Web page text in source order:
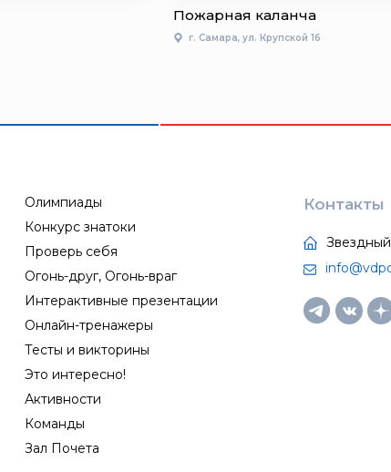
Пожарная каланча
г. Самара, ул. Крупской 16
Олимпиады
Конкурс знатоки
Проверь себя
Огонь-друг, Огонь-враг
Интерактивные презентации
Онлайн-тренажеры
Тесты и викторины
Это интересно!
Активности
Команды
Зал Почета
Контакты